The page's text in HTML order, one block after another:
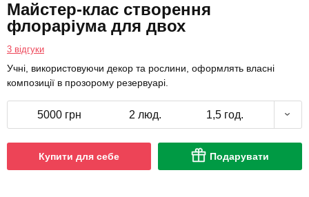
Майстер-клас створення
флораріума для двох
3 відгуки
Учні, використовуючи декор та рослини, оформлять власні
композиції в прозорому резервуарі.
5000 грн 2 люд. 1,5 год.
Купити для себе Подарувати